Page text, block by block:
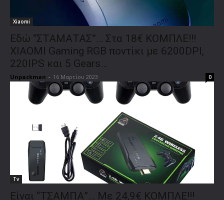
Xiaomi
Εδώ “ΣΤΑΜΑΤΑΣ”… Στα 18€ ΚΟΜΠΛΕ!!!
XIAOMI Gaming RGB ποντίκι με 6200DPI,
220IPS και 5 Gears…
Unpackman - 16 Μαρτίου 2023 0
Tv
Είναι “ΤΣΑΜΠΑ”… Με 24,9€ ΚΟΜΠΛΕ!!!